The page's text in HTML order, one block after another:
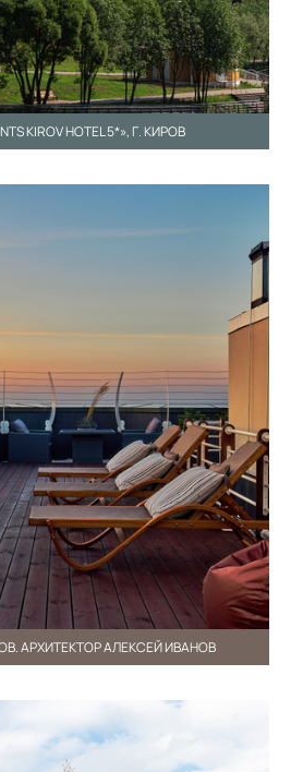
KIROV HOTEL 5*», Г. КИРОВ
АРХИТЕКТОР АЛЕКСЕЙ ИВАНОВ